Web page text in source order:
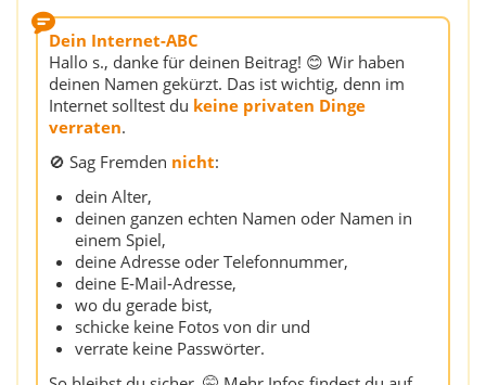
Dein Internet-ABC
Hallo s., danke für deinen Beitrag! 😊 Wir haben
deinen Namen gekürzt. Das ist wichtig, denn im
Internet solltest du keine privaten Dinge
verraten.
🚫 Sag Fremden nicht:
dein Alter,
deinen ganzen echten Namen oder Namen in
einem Spiel,
deine Adresse oder Telefonnummer,
deine E‑Mail‑Adresse,
wo du gerade bist,
schicke keine Fotos von dir und
verrate keine Passwörter.